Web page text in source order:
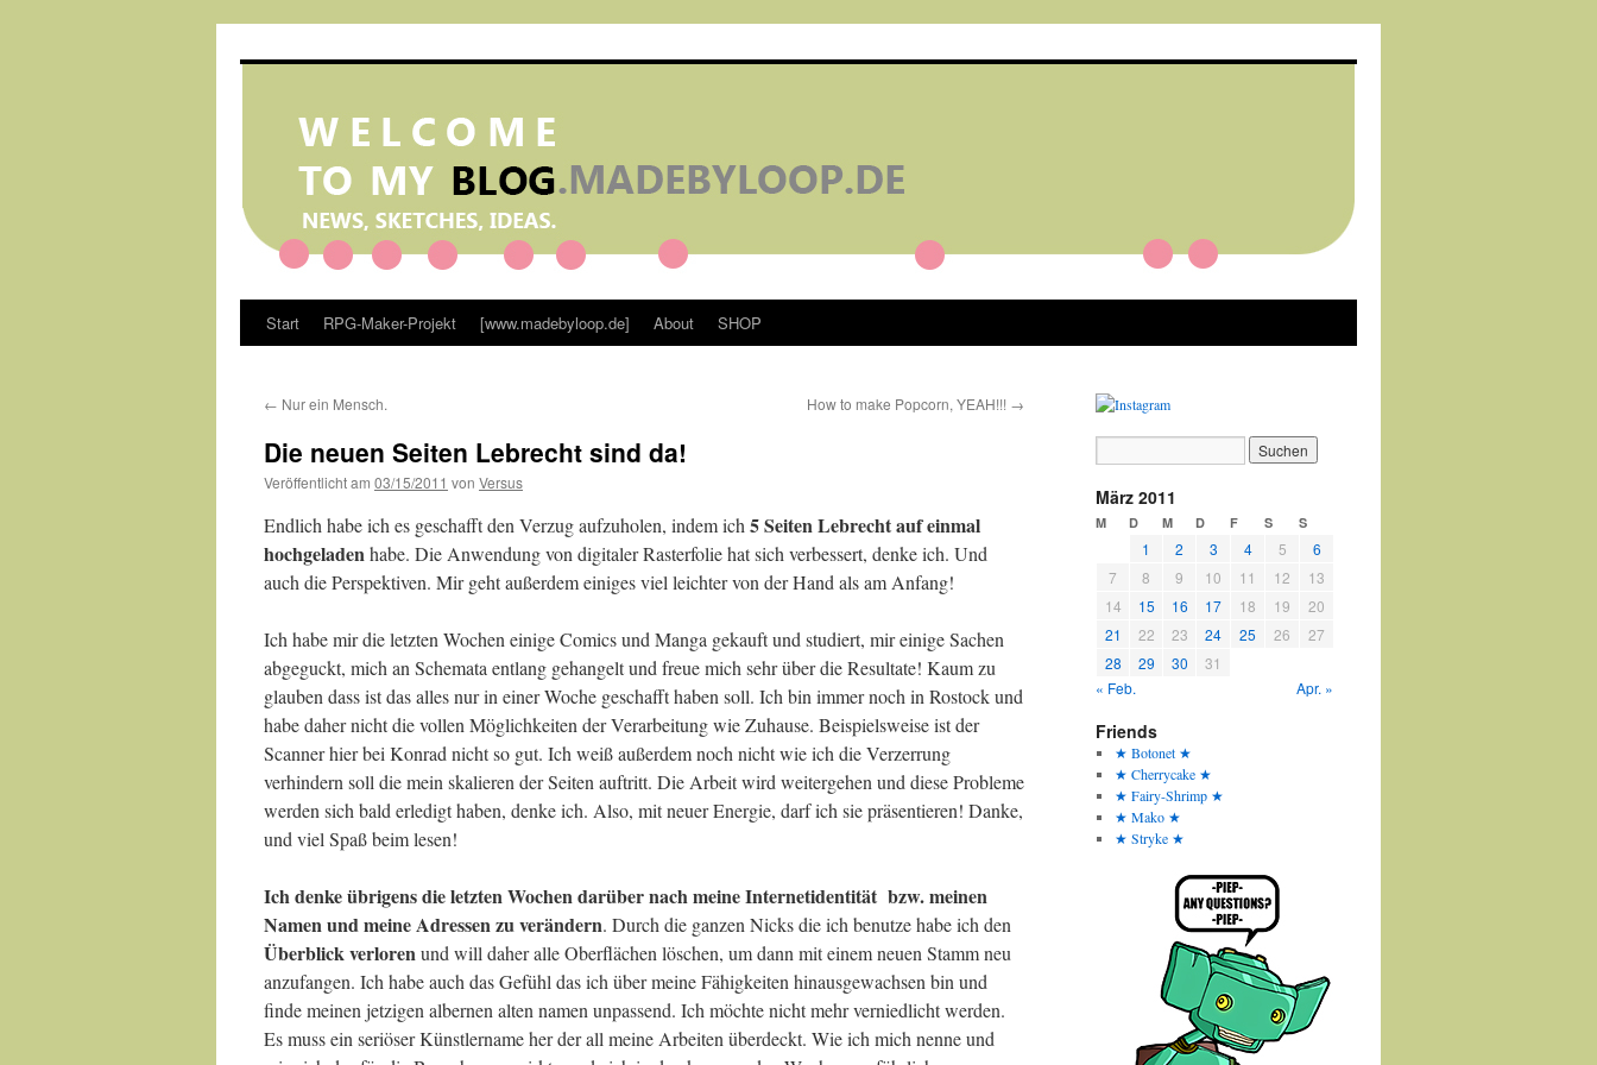
Start RPG-Maker-Projekt [www.madebyloop.de] About SHOP
← Nur ein Mensch. How to make Popcorn, YEAH!!! →
Die neuen Seiten Lebrecht sind da!
Veröffentlicht am 03/15/2011 von Versus
Endlich habe ich es geschafft den Verzug aufzuholen, indem ich 5 Seiten Lebrecht auf einmal
hochgeladenhabe. Die Anwendung von digitaler Rasterfolie hat sich verbessert, denke ich. Und
auch die Perspektiven. Mir geht außerdem einiges viel leichter von der Hand als am Anfang!
Ich habe mir die letzten Wochen einige Comics und Manga gekauft und studiert, mir einige Sachen
abgeguckt, mich an Schemata entlang gehangelt und freue mich sehr über die Resultate! Kaum zu
glauben dass ist das alles nur in einer Woche geschafft haben soll. Ich bin immer noch in Rostock und
habe daher nicht die vollen Möglichkeiten der Verarbeitung wie Zuhause. Beispielsweise ist der
Scanner hier bei Konrad nicht so gut. Ich weiß außerdem noch nicht wie ich die Verzerrung
verhindern soll die mein skalieren der Seiten auftritt. Die Arbeit wird weitergehen und diese Probleme
werden sich bald erledigt haben, denke ich. Also, mit neuer Energie, darf ich sie präsentieren! Danke,
und viel Spaß beim lesen!
Ich denke übrigens die letzten Wochen darüber nach meine Internetidentität bzw. meinen
Namen und meine Adressen zu verändern. Durch die ganzen Nicks die ich benutze habe ich den
Überblick verlorenund will daher alle Oberflächen löschen, um dann mit einem neuen Stamm neu
anzufangen. Ich habe auch das Gefühl das ich über meine Fähigkeiten hinausgewachsen bin und
finde meinen jetzigen albernen alten namen unpassend. Ich möchte nicht mehr verniedlicht werden.
Es muss ein seriöser Künstlername her der all meine Arbeiten überdeckt. Wie ich mich nenne und
März 2011
M D M D F S S
1 2 3 4 5
6
7
8 9 10 11 12
13
14
15 16 17 18 19
20
21
22 23 24 25 26
27
28
29 30
31
« Feb.
Apr. »
Friends
★ Botonet ★
★ Cherrycake ★
★ Fairy-Shrimp ★
★ Mako ★
★ Stryke ★